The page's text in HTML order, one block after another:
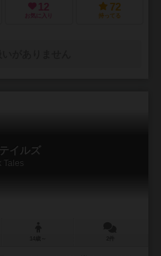
12
お気に入り
72
持ってる
イルズ
Tales